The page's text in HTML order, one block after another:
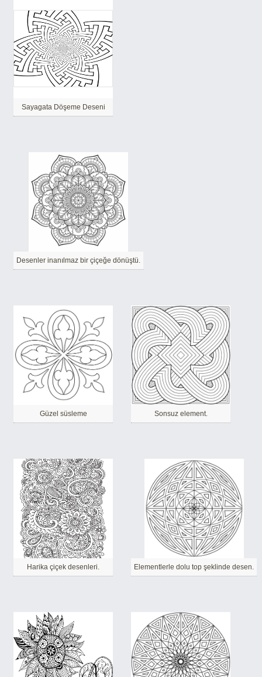
Sayagata Döşeme Deseni
Desenler inanılmaz bir çiçeğe dönüştü.
Güzel süsleme Sonsuz element.
Harika çiçek desenleri. Elementlerle dolu top şeklinde desen.